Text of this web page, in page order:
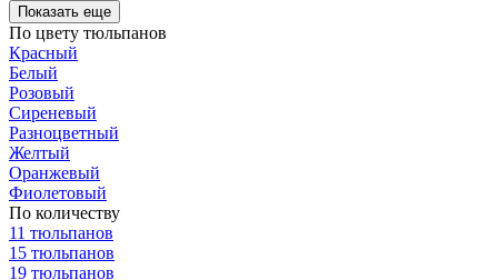
Показать еще
По цвету тюльпанов
Красный
Белый
Розовый
Сиреневый
Разноцветный
Желтый
Оранжевый
Фиолетовый
По количеству
11 тюльпанов
15 тюльпанов
19 тюльпанов